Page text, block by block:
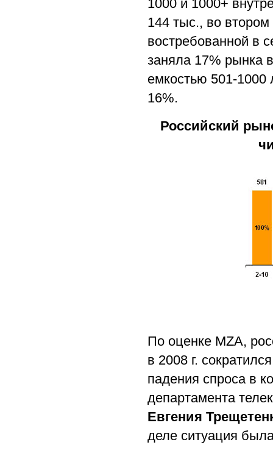
1000 и 1000+
144 тыс., во
востребованной в
заняла 17% рынка
емкостью 501-1000
16%.
Российский
По оценке MZA,
в 2008 г.
падения спроса в
департамента
Евгения
деле ситуация